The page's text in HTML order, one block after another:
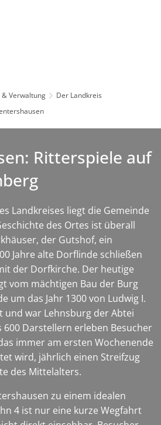
& Verwaltung
Der Landkreis
Ritterspiele auf
Landkreises liegt die Gemeinde
des Ortes ist überall
der Gutshof, ein
Jahre alte Dorflinde schließen
der Dorfkirche. Der heutige
vom mächtigen Bau der Burg
um das Jahr 1300 von Ludwig I.
und war Lehnsburg der Abtei
Darstellern erleben Besucher
immer am ersten Wochenende
wird, jährlich einen Streifzug
des Mittelalters.
zu einem idealen
4 ist nur eine kurze Wegfahrt